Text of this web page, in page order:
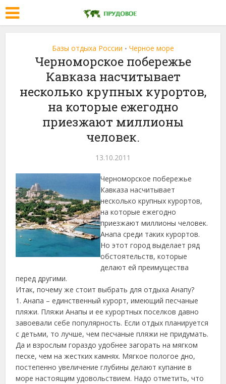
Базы отдыха России • Черное море
Черноморское побережье
Кавказа насчитывает
несколько крупных курортов,
на которые ежегодно
приезжают миллионы
человек.
13.10.2011
Черноморское побережье
Кавказа насчитывает
несколько крупных курортов,
на которые ежегодно
приезжают миллионы человек.
Анапа среди таких курортов.
Но этот город выделает ряд
обстоятельств, которые
делают ей преимущества
перед другими.
Итак, почему же стоит выбрать для отдыха Анапу?
1. Анапа – единственный курорт, имеющий песчаные
пляжи. Пляжи Анапы и ее курортных поселков давно
завоевали себе популярность. Если отдых планируется
с детьми, то лучше, чем песчаные пляжи не придумать.
Да и взрослым гораздо удобнее загорать на мягком
песке, чем на жестких камнях. Мягкое пологое дно,
постепенно увеличение глубины делают купание в
море настоящим удовольствием. Надо отметить, что